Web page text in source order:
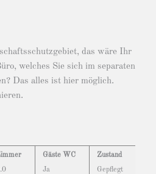
das wäre Ihr
welches Sie sich im separaten
Das alles ist hier möglich.
Gäste WC
Ja
Zustand
Gepflegt